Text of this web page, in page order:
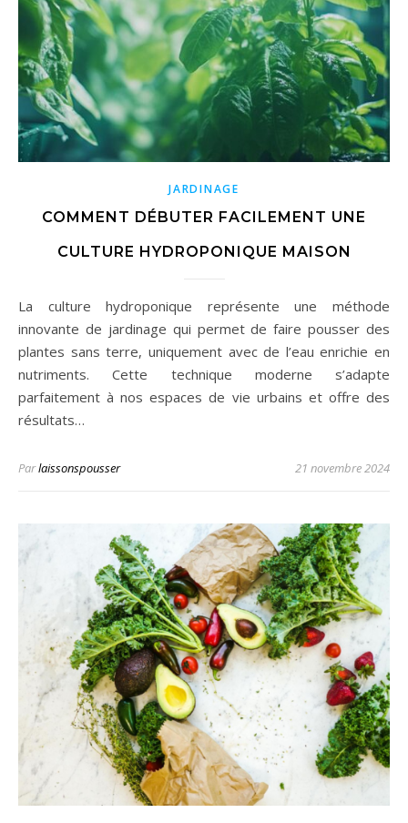
JARDINAGE
COMMENT DÉBUTER FACILEMENT UNE
CULTURE HYDROPONIQUE MAISON
La culture hydroponique représente une méthode
innovante de jardinage qui permet de faire pousser des
plantes sans terre, uniquement avec de l’eau enrichie en
nutriments. Cette technique moderne s’adapte
parfaitement à nos espaces de vie urbains et offre des
résultats…
Parlaissonspousser 21 novembre 2024